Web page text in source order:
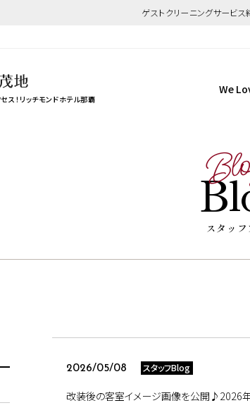
ゲストクリーニングサービ
ス！リッチモンドホテル那覇
We
スタッ
2026/05/08 スタッフBlog
改装後の客室イメージ画像を公開♪2026